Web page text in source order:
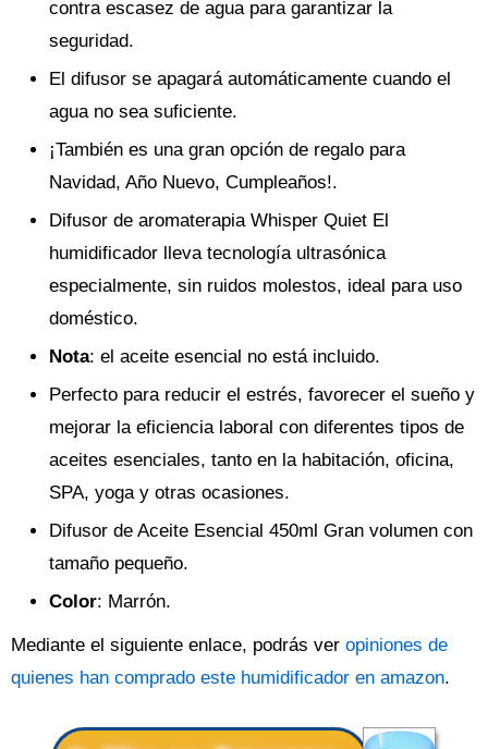
contra escasez de agua para garantizar la
seguridad.
El difusor se apagará automáticamente cuando el
agua no sea suficiente.
¡También es una gran opción de regalo para
Navidad, Año Nuevo, Cumpleaños!.
Difusor de aromaterapia Whisper Quiet El
humidificador lleva tecnología ultrasónica
especialmente, sin ruidos molestos, ideal para uso
doméstico.
Nota: el aceite esencial no está incluido.
Perfecto para reducir el estrés, favorecer el sueño y
mejorar la eficiencia laboral con diferentes tipos de
aceites esenciales, tanto en la habitación, oficina,
SPA, yoga y otras ocasiones.
Difusor de Aceite Esencial 450ml Gran volumen con
tamaño pequeño.
Color: Marrón.
Mediante el siguiente enlace, podrás ver opiniones de
quienes han comprado este humidificador en amazon.